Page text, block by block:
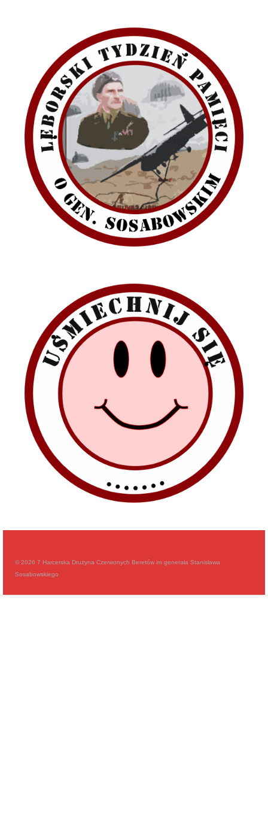
© 2026 7 Harcerska Drużyna Czerwonych Beretów im generała Stanisława
Sosabowskiego